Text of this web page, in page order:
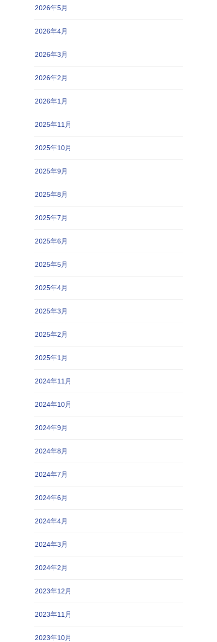
2026年5月
2026年4月
2026年3月
2026年2月
2026年1月
2025年11月
2025年10月
2025年9月
2025年8月
2025年7月
2025年6月
2025年5月
2025年4月
2025年3月
2025年2月
2025年1月
2024年11月
2024年10月
2024年9月
2024年8月
2024年7月
2024年6月
2024年4月
2024年3月
2024年2月
2023年12月
2023年11月
2023年10月